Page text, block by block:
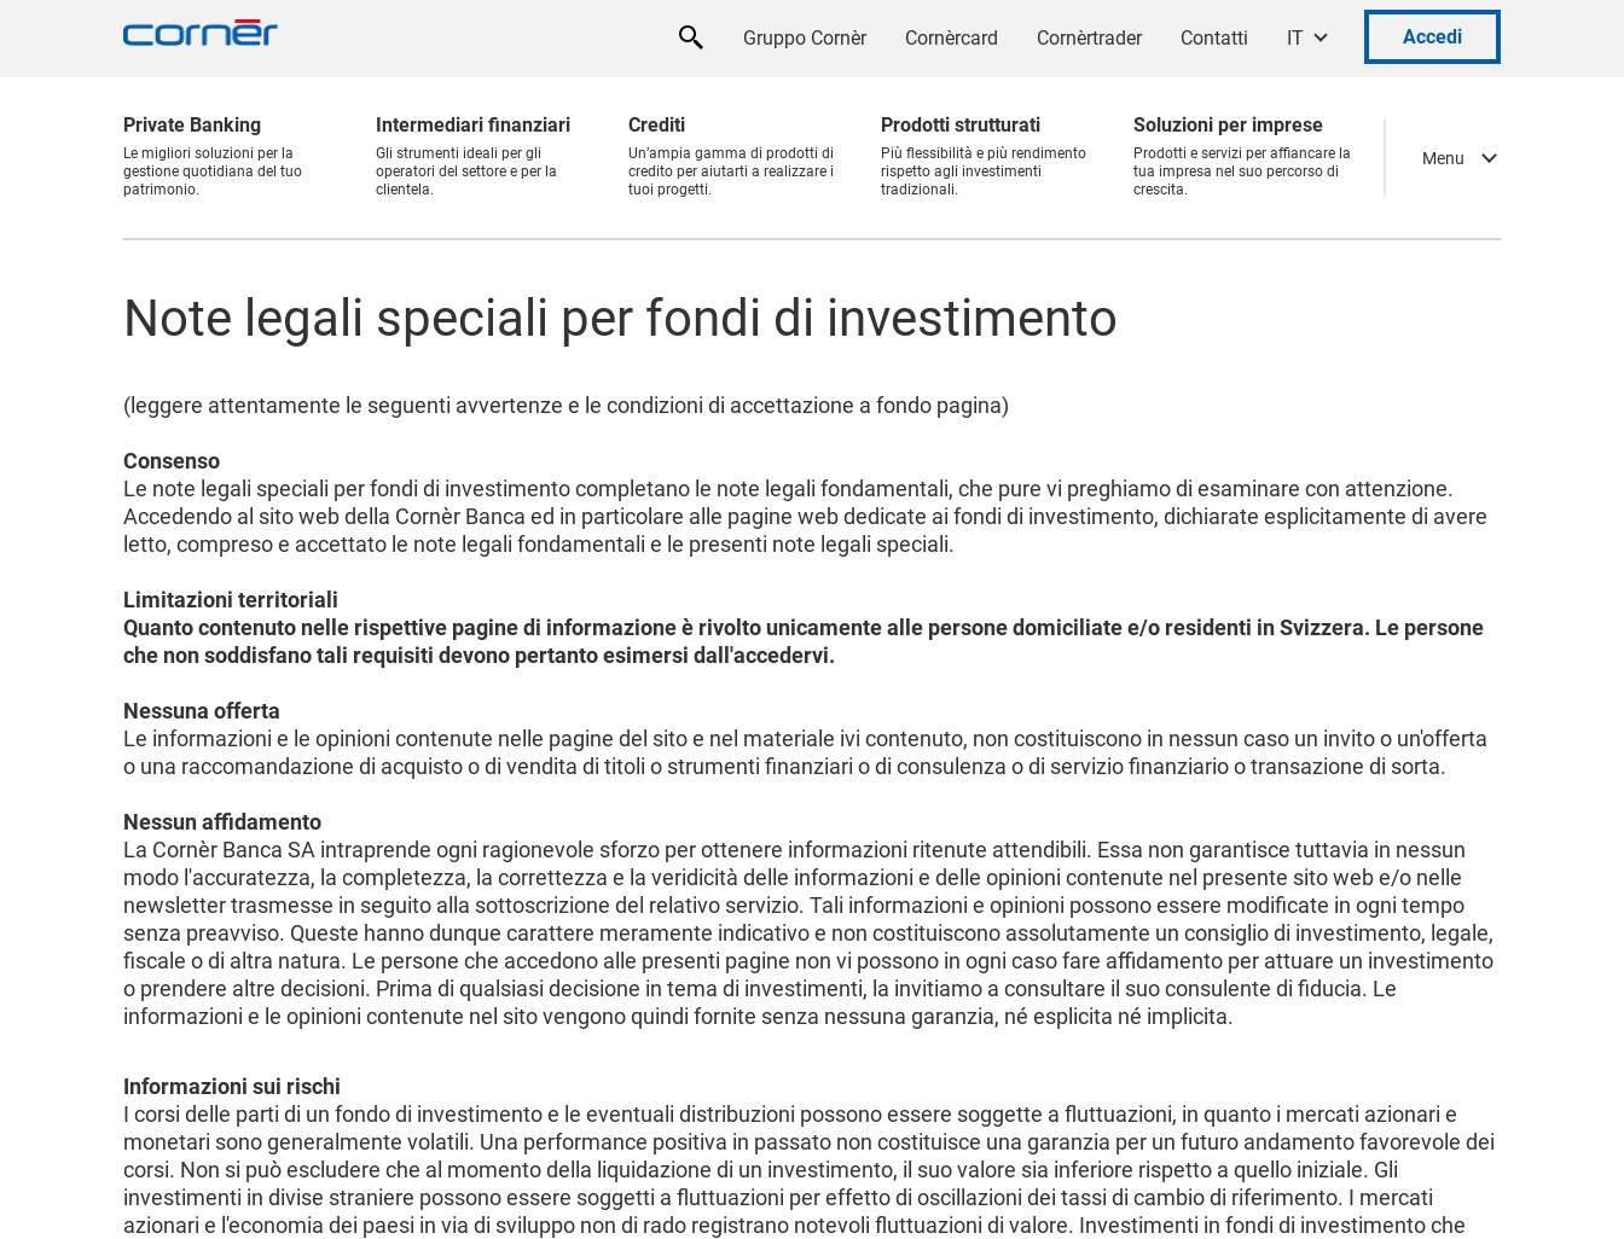
Gruppo Cornèr Cornèrcard Cornèrtrader Contatti IT Accedi
Menu
Private Banking
Le migliori soluzioni per la
gestione quotidiana del tuo
patrimonio.
Intermediari finanziari
Gli strumenti ideali per gli
operatori del settore e per la
clientela.
Crediti
Un’ampia gamma di prodotti di
credito per aiutarti a realizzare i
tuoi progetti.
Prodotti strutturati
Più flessibilità e più rendimento
rispetto agli investimenti
tradizionali.
Soluzioni per imprese
Prodotti e servizi per affiancare la
tua impresa nel suo percorso di
crescita.
Note legali speciali per fondi di investimento
(leggere attentamente le seguenti avvertenze e le condizioni di accettazione a fondo pagina)
Consenso
Le note legali speciali per fondi di investimento completano le note legali fondamentali, che pure vi preghiamo di esaminare con attenzione.
Accedendo al sito web della Cornèr Banca ed in particolare alle pagine web dedicate ai fondi di investimento, dichiarate esplicitamente di avere
letto, compreso e accettato le note legali fondamentali e le presenti note legali speciali.
Limitazioni territoriali
Quanto contenuto nelle rispettive pagine di informazione è rivolto unicamente alle persone domiciliate e/o residenti in Svizzera. Le persone
che non soddisfano tali requisiti devono pertanto esimersi dall'accedervi.
Nessuna offerta
Le informazioni e le opinioni contenute nelle pagine del sito e nel materiale ivi contenuto, non costituiscono in nessun caso un invito o un'offerta
o una raccomandazione di acquisto o di vendita di titoli o strumenti finanziari o di consulenza o di servizio finanziario o transazione di sorta.
Nessun affidamento
La Cornèr Banca SA intraprende ogni ragionevole sforzo per ottenere informazioni ritenute attendibili. Essa non garantisce tuttavia in nessun
modo l'accuratezza, la completezza, la correttezza e la veridicità delle informazioni e delle opinioni contenute nel presente sito web e/o nelle
newsletter trasmesse in seguito alla sottoscrizione del relativo servizio. Tali informazioni e opinioni possono essere modificate in ogni tempo
senza preavviso. Queste hanno dunque carattere meramente indicativo e non costituiscono assolutamente un consiglio di investimento, legale,
fiscale o di altra natura. Le persone che accedono alle presenti pagine non vi possono in ogni caso fare affidamento per attuare un investimento
o prendere altre decisioni. Prima di qualsiasi decisione in tema di investimenti, la invitiamo a consultare il suo consulente di fiducia. Le
informazioni e le opinioni contenute nel sito vengono quindi fornite senza nessuna garanzia, né esplicita né implicita.
Informazioni sui rischi
I corsi delle parti di un fondo di investimento e le eventuali distribuzioni possono essere soggette a fluttuazioni, in quanto i mercati azionari e
monetari sono generalmente volatili. Una performance positiva in passato non costituisce una garanzia per un futuro andamento favorevole dei
corsi. Non si può escludere che al momento della liquidazione di un investimento, il suo valore sia inferiore rispetto a quello iniziale. Gli
investimenti in divise straniere possono essere soggetti a fluttuazioni per effetto di oscillazioni dei tassi di cambio di riferimento. I mercati
azionari e l'economia dei paesi in via di sviluppo non di rado registrano notevoli fluttuazioni di valore. Investimenti in fondi di investimento che